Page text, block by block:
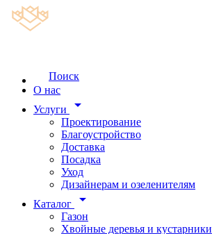
Поиск
О нас
Услуги
arrow_drop_down
Проектирование
Благоустройство
Доставка
Посадка
Уход
Дизайнерам и озеленителям
Каталог
arrow_drop_down
Газон
Хвойные деревья и кустарники